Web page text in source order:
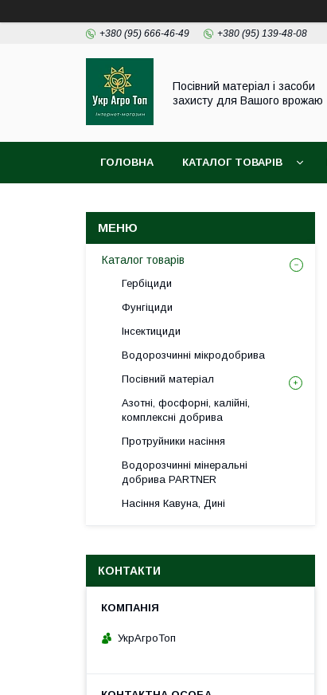
+380 (95) 666-46-49 +380 (95) 139-48-08
Посівний матеріал і засоби
захисту для Вашого врожаю
ГОЛОВНА КАТАЛОГ ТОВАРІВ
Каталог товарів
Гербіциди
Фунгіциди
Інсектициди
Водорозчинні мікродобрива
Посівний матеріал
Азотні, фосфорні, калійні,
комплексні добрива
Протруйники насіння
Водорозчинні мінеральні
добрива PARTNER
Насіння Кавуна, Дині
КОНТАКТИ
УкрАгроТоп